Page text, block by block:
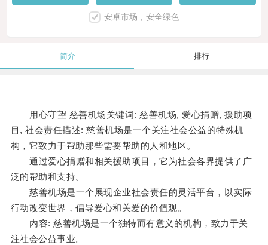
安卓市场，安全绿色
简介 排行
用心守望 慈善机场关键词: 慈善机场, 爱心捐赠, 援助项
目, 社会责任描述: 慈善机场是一个关注社会公益的特殊机
构，它致力于帮助那些需要帮助的人和地区。
通过爱心捐赠和相关援助项目，它为社会各界提供了广
泛的帮助和支持。
慈善机场是一个展现企业社会责任的灵活平台，以实际
行动改变世界，倡导爱心和关爱的价值观。
内容: 慈善机场是一个独特而有意义的机构，致力于关
注社会公益事业。